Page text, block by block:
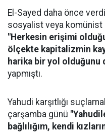
El-Sayed daha önce
sosyalist veya
"Herkesin erişimi
ölçekte kapitalizmin
harika bir yol olduğunu
yapmıştı.
Yahudi karşıtlığı
çarşamba günü
bağlılığım, kendi